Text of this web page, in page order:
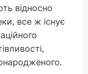
відносно
все ж існує